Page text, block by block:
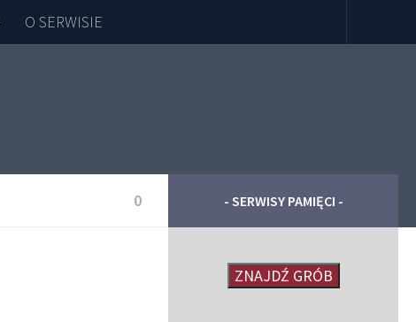
O SERWISIE
0 - SERWISY PAMIĘCI -
ZNAJDŹ GRÓB